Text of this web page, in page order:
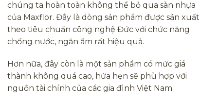
chúng ta hoàn toàn không thể bỏ qua sàn nhựa
của Maxflor. Đây là dòng sản phẩm được sản xuất
theo tiêu chuẩn công nghệ Đức với chức năng
chống nước, ngăn ẩm rất hiệu quả.
Hơn nữa, đây còn là một sản phẩm có mức giá
thành không quá cao, hứa hẹn sẽ phù hợp với
nguồn tài chính của các gia đình Việt Nam.